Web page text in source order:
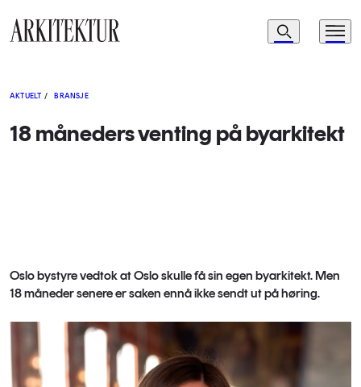
Navigasjon
Søk Meny
AKTUELT / BRANSJE
18 måneders venting på byarkitekt
Oslo bystyre vedtok at Oslo skulle få sin egen byarkitekt. Men
18 måneder senere er saken ennå ikke sendt ut på høring.